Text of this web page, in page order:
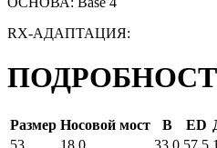
RX-АДАПТАЦИЯ:
Размер Носовой мост B ED
53
18.0 33.0 57.5